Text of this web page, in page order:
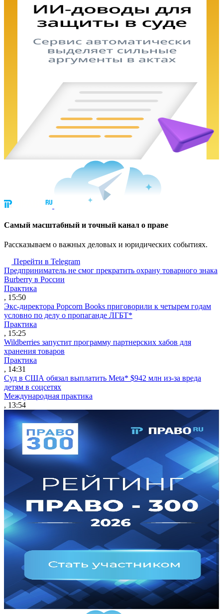
Cамый масштабный и точный канал о праве
Рассказываем о важных деловых и юридических событиях.
Перейти в Telegram
Предприниматель не смог прекратить охрану товарного знака
Burberry в России
Практика
, 15:50
Экс-директора Popcorn Books приговорили к четырем годам
условно по делу о пропаганде ЛГБТ*
Практика
, 15:25
Wildberries запустит программу партнерских хабов для
хранения товаров
Практика
, 14:31
Суд в США обязал выплатить Meta* $942 млн из-за вреда
детям в соцсетях
Международная практика
, 13:54